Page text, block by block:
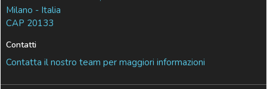
Milano - Italia
CAP 20133
Contatti
Contatta il nostro team per maggiori informazioni